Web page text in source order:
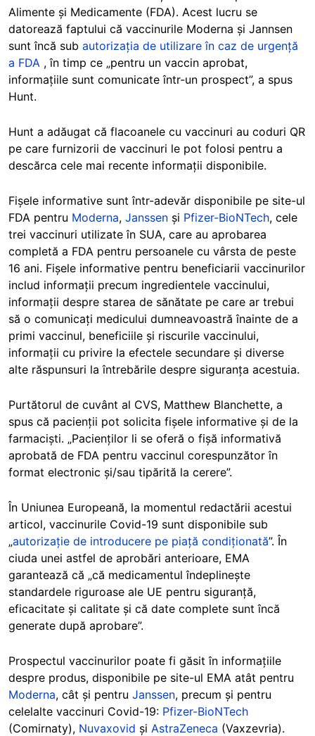
Alimente și Medicamente (FDA). Acest lucru se
datorează faptului că vaccinurile Moderna și Jannsen
sunt încă sub autorizația de utilizare în caz de urgență
a FDA , în timp ce „pentru un vaccin aprobat,
informațiile sunt comunicate într-un prospect”, a spus
Hunt.
Hunt a adăugat că flacoanele cu vaccinuri au coduri QR
pe care furnizorii de vaccinuri le pot folosi pentru a
descărca cele mai recente informații disponibile.
Fișele informative sunt într-adevăr disponibile pe site-ul
FDA pentru Moderna, Janssen și Pfizer-BioNTech, cele
trei vaccinuri utilizate în SUA, care au aprobarea
completă a FDA pentru persoanele cu vârsta de peste
16 ani. Fișele informative pentru beneficiarii vaccinurilor
includ informații precum ingredientele vaccinului,
informații despre starea de sănătate pe care ar trebui
să o comunicați medicului dumneavoastră înainte de a
primi vaccinul, beneficiile și riscurile vaccinului,
informații cu privire la efectele secundare și diverse
alte răspunsuri la întrebările despre siguranța acestuia.
Purtătorul de cuvânt al CVS, Matthew Blanchette, a
spus că pacienții pot solicita fișele informative și de la
farmaciști. „Pacienților li se oferă o fișă informativă
aprobată de FDA pentru vaccinul corespunzător în
format electronic și/sau tipărită la cerere”.
În Uniunea Europeană, la momentul redactării acestui
articol, vaccinurile Covid-19 sunt disponibile sub
„autorizație de introducere pe piață condiționată”. În
ciuda unei astfel de aprobări anterioare, EMA
garantează că „că medicamentul îndeplinește
standardele riguroase ale UE pentru siguranță,
eficacitate și calitate și că date complete sunt încă
generate după aprobare”.
Prospectul vaccinurilor poate fi găsit în informațiile
despre produs, disponibile pe site-ul EMA atât pentru
Moderna, cât și pentru Janssen, precum și pentru
celelalte vaccinuri Covid-19: Pfizer-BioNTech
(Comirnaty), Nuvaxovid și AstraZeneca (Vaxzevria).